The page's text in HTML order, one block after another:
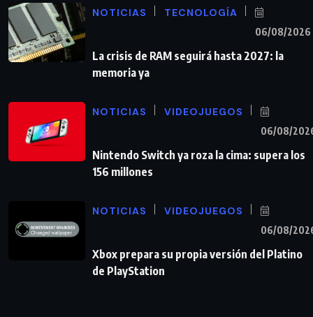
NOTICIAS TECNOLOGÍA
06/08/2026
La crisis de RAM seguirá hasta 2027: la
memoria ya
NOTICIAS VIDEOJUEGOS
06/08/
Nintendo Switch ya roza la cima: supera los
156 millones
NOTICIAS VIDEOJUEGOS
06/08/
Xbox prepara su propia versión del Platino
de PlayStation